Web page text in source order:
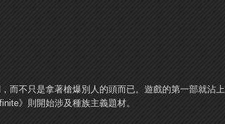
而不只是拿著槍爆別人的頭而已。遊戲的第一部就沾上
》則開始涉及種族主義題材。